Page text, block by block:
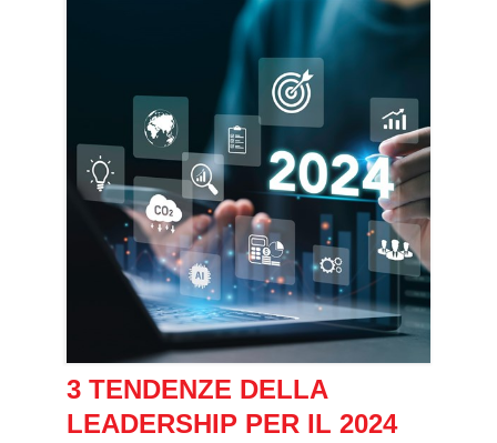
3 TENDENZE DELLA
LEADERSHIP PER IL 2024